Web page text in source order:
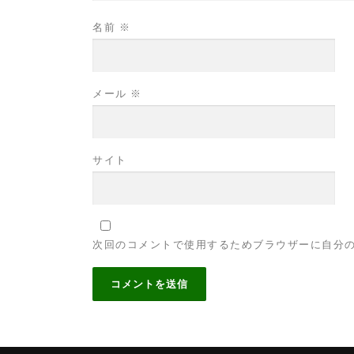
名前 ※
メール ※
サイト
次回のコメントで使用するためブラウザーに自分